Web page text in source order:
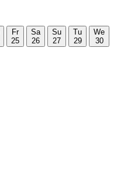
Fr
25
Sa
26
Su
27
Tu
29
We
30